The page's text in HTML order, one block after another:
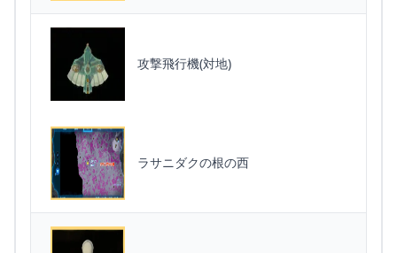
攻撃飛行機(対地)
ラサニダクの根の西